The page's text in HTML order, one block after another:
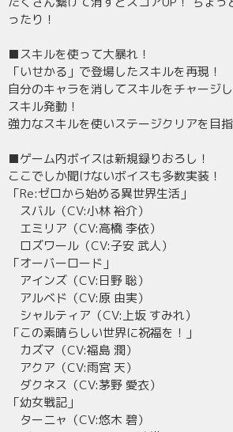
ったり！
■スキルを使って大暴れ！
「いせかる」で登場したスキルを再現！
自分のキャラを消してスキルをチャージ
スキル発動！
強力なスキルを使いステージクリアを目指
■ゲーム内ボイスは新規録りおろし！
ここでしか聞けないボイスも多数実装！
「Re:ゼロから始める異世界生活」
スバル（CV:小林 裕介）
エミリア（CV:高橋 李依）
ロズワール（CV:子安 武人）
「オーバーロード」
アインズ（CV:日野 聡）
アルベド（CV:原 由実）
シャルティア（CV:上坂 すみれ）
「この素晴らしい世界に祝福を！」
カズマ（CV:福島 潤）
アクア（CV:雨宮 天）
ダクネス（CV:茅野 愛衣）
「幼女戦記」
ターニャ（CV:悠木 碧）